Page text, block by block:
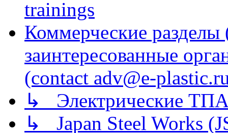
trainings
Коммерческие
заинтересованные
(contact adv@e-
↳ Электрические
↳ Japan Steel Works